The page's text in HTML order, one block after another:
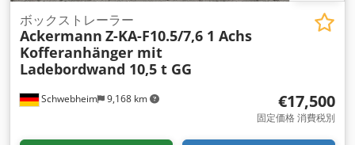
Schwebheim 9,168 km
ボックストレーラー
Ackermann Z-KA-F10.5/7,6 1 Achs
Kofferanhänger mit
Ladebordwand 10,5 t GG
€17,500
固定価格 消費税別